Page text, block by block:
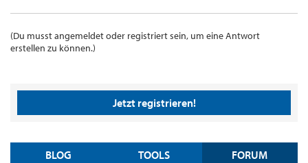
(Du musst angemeldet oder registriert sein, um eine Antwort
erstellen zu können.)
Jetzt registrieren!
BLOG TOOLS FORUM